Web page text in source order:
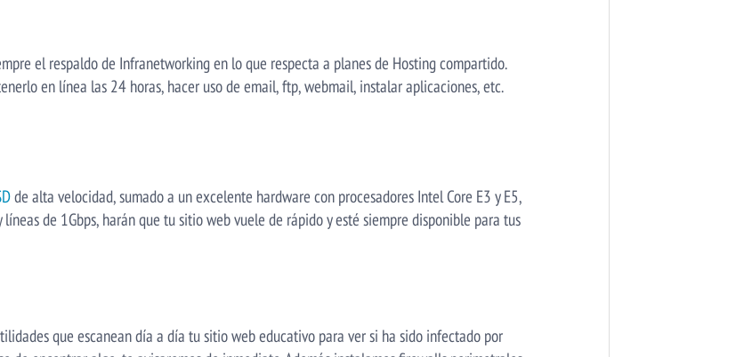
el respaldo de Infranetworking en lo que respecta a planes de Hosting compartido.
en línea las 24 horas, hacer uso de email, ftp, webmail, instalar aplicaciones, etc.
de alta velocidad, sumado a un excelente hardware con procesadores Intel Core E3 y E5,
de 1Gbps, harán que tu sitio web vuele de rápido y esté siempre disponible para tus
que escanean día a día tu sitio web educativo para ver si ha sido infectado por